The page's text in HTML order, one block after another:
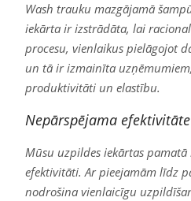
Wash trauku mazgājamā
iekārta ir izstrādāta, lai
procesu, vienlaikus pielāgojot
un tā ir izmainīta
produktivitāti un elastību.
Nepārspējama efektivitāte
Mūsu uzpildes iekārtas
efektivitāti. Ar pieejamām līdz
nodrošina vienlaicīgu